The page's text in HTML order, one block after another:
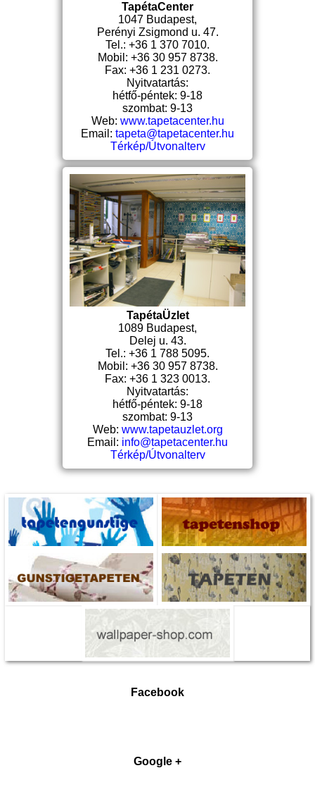
TapétaCenter
1047 Budapest,
Perényi Zsigmond u. 47.
Tel.: +36 1 370 7010.
Mobil: +36 30 957 8738.
Fax: +36 1 231 0273.
Nyitvatartás:
hétfő-péntek: 9-18
szombat: 9-13
Web: www.tapetacenter.hu
Email: tapeta@tapetacenter.hu
Térkép/Útvonalterv
TapétaÜzlet
1089 Budapest,
Delej u. 43.
Tel.: +36 1 788 5095.
Mobil: +36 30 957 8738.
Fax: +36 1 323 0013.
Nyitvatartás:
hétfő-péntek: 9-18
szombat: 9-13
Web: www.tapetauzlet.org
Email: info@tapetacenter.hu
Térkép/Útvonalterv
Facebook
Google +